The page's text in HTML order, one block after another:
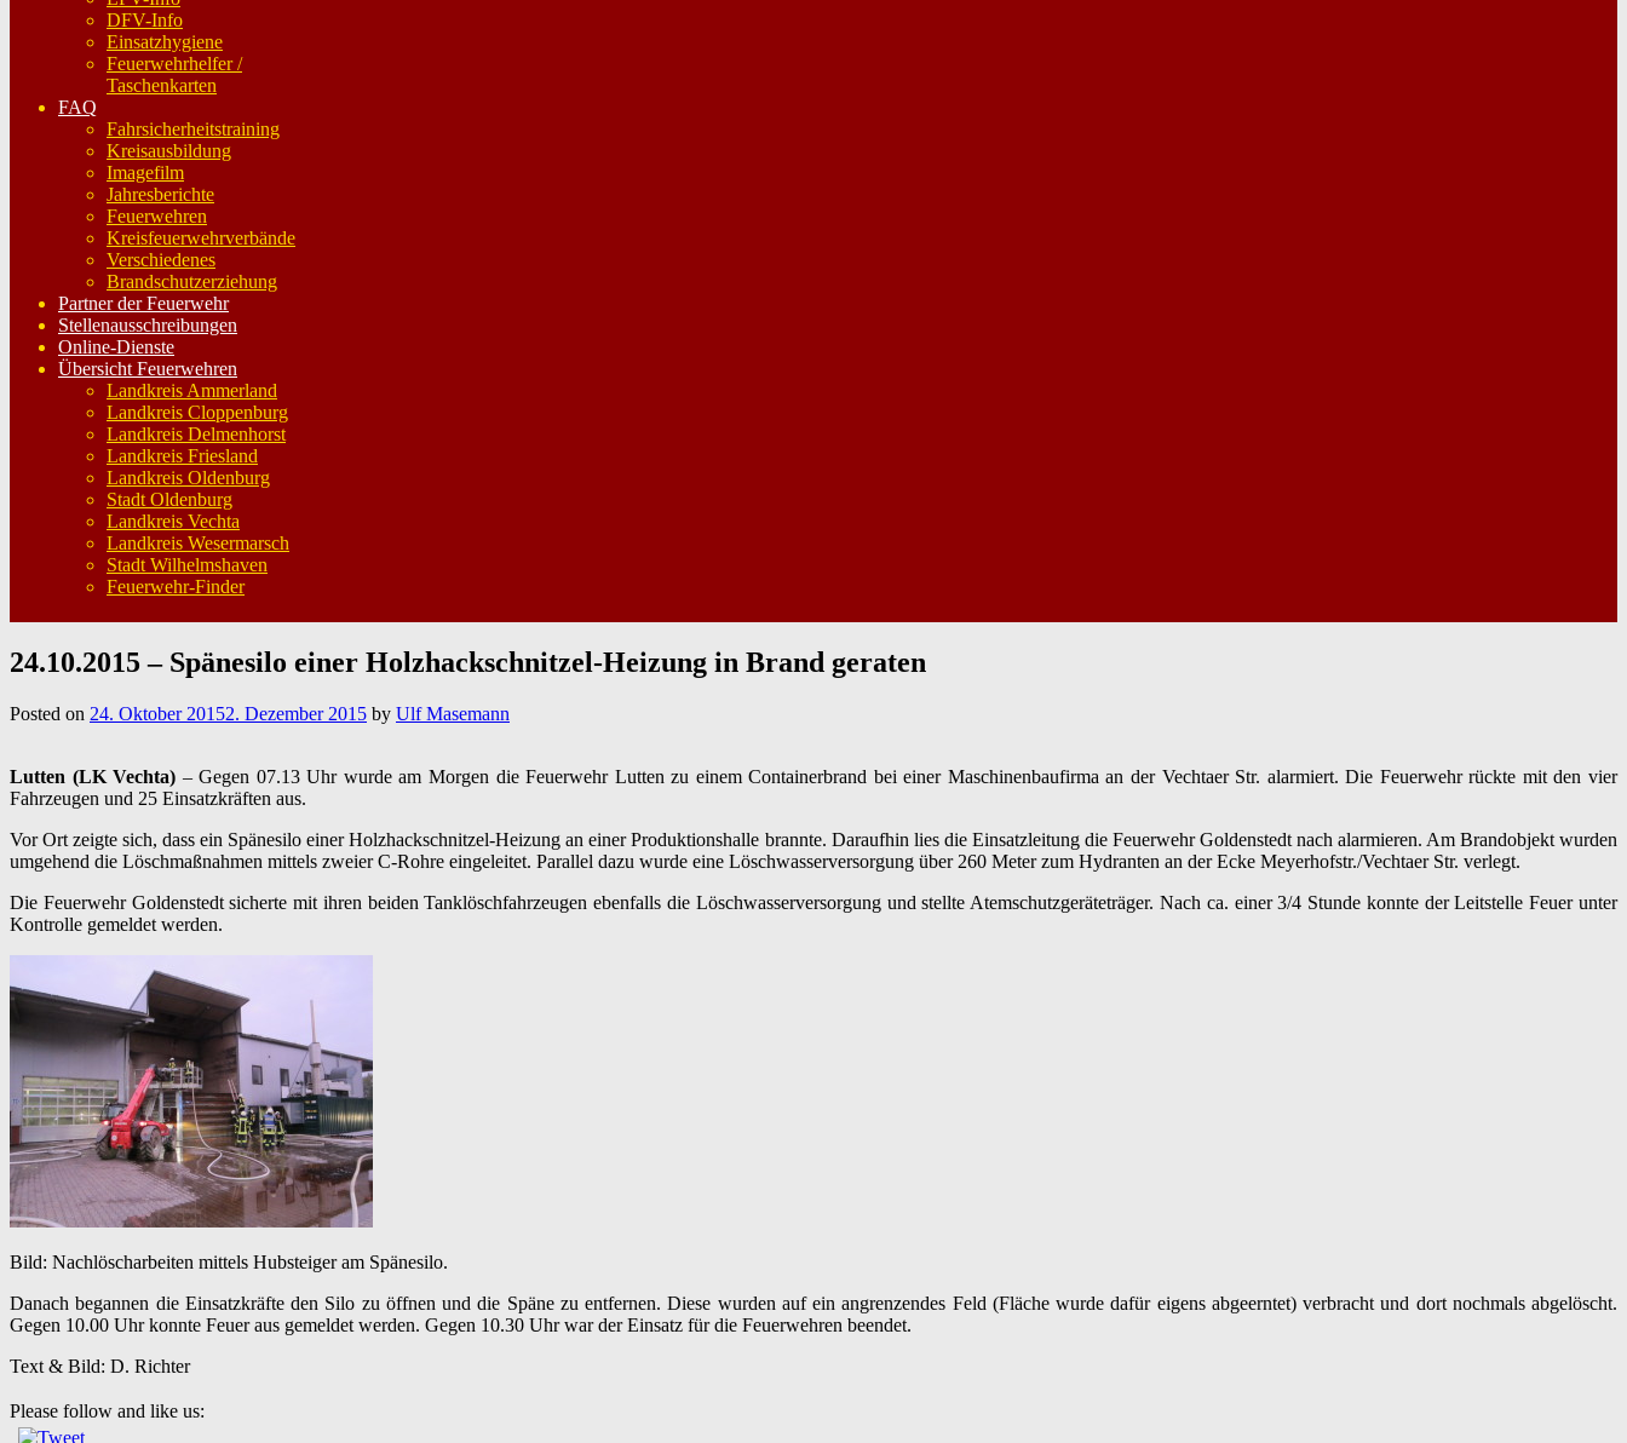
DFV-Info
Einsatzhygiene
Feuerwehrhelfer /
Taschenkarten
FAQ
Fahrsicherheitstraining
Kreisausbildung
Imagefilm
Jahresberichte
Feuerwehren
Kreisfeuerwehrverbände
Verschiedenes
Brandschutzerziehung
Partner der Feuerwehr
Stellenausschreibungen
Online-Dienste
Übersicht Feuerwehren
Landkreis Ammerland
Landkreis Cloppenburg
Landkreis Delmenhorst
Landkreis Friesland
Landkreis Oldenburg
Stadt Oldenburg
Landkreis Vechta
Landkreis Wesermarsch
Stadt Wilhelmshaven
Feuerwehr-Finder
24.10.2015 – Spänesilo einer Holzhackschnitzel-Heizung in Brand geraten
Posted on 24. Oktober 20152. Dezember 2015 by Ulf Masemann
Lutten (LK Vechta) – Gegen 07.13 Uhr wurde am Morgen die Feuerwehr Lutten zu einem Containerbrand bei einer Maschinenbaufirma an der Vechtaer Str. alarmiert. Die Feuerwehr rückte mit den vier
Fahrzeugen und 25 Einsatzkräften aus.
Vor Ort zeigte sich, dass ein Spänesilo einer Holzhackschnitzel-Heizung an einer Produktionshalle brannte. Daraufhin lies die Einsatzleitung die Feuerwehr Goldenstedt nach alarmieren. Am Brandobjekt wurden
umgehend die Löschmaßnahmen mittels zweier C-Rohre eingeleitet. Parallel dazu wurde eine Löschwasserversorgung über 260 Meter zum Hydranten an der Ecke Meyerhofstr./Vechtaer Str. verlegt.
Die Feuerwehr Goldenstedt sicherte mit ihren beiden Tanklöschfahrzeugen ebenfalls die Löschwasserversorgung und stellte Atemschutzgeräteträger. Nach ca. einer 3/4 Stunde konnte der Leitstelle Feuer unter
Kontrolle gemeldet werden.
Bild: Nachlöscharbeiten mittels Hubsteiger am Spänesilo.
Danach begannen die Einsatzkräfte den Silo zu öffnen und die Späne zu entfernen. Diese wurden auf ein angrenzendes Feld (Fläche wurde dafür eigens abgeerntet) verbracht und dort nochmals abgelöscht.
Gegen 10.00 Uhr konnte Feuer aus gemeldet werden. Gegen 10.30 Uhr war der Einsatz für die Feuerwehren beendet.
Text & Bild: D. Richter
Please follow and like us: